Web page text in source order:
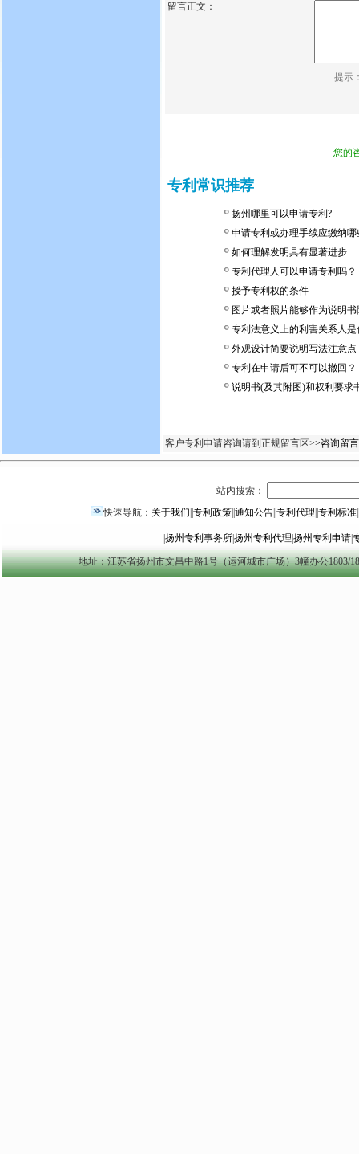
留言正文：
提示
您的
专利常识推荐
扬州哪里可以申请专利?
申请专利或办理手续应缴纳哪
如何理解发明具有显著进步
专利代理人可以申请专利吗？
授予专利权的条件
图片或者照片能够作为说明
专利法意义上的利害关系人是
外观设计简要说明写法注意点
专利在申请后可不可以撤回？
说明书(及其附图)和权利要求
客户专利申请咨询请到正规留言区>>咨询留言
站内搜索：
快速导航： 关于我们 专利政策 通知公告 专利代理 专利标准
扬州专利事务所|扬州专利代理 扬州专利申请|
地址：江苏省扬州市文昌中路1号（运河城市广场）3幢办公1803/